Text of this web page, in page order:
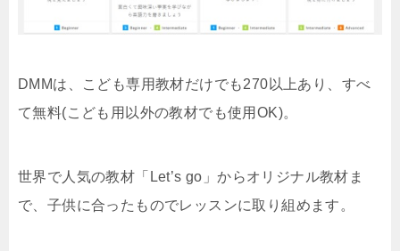
DMMは、こども専用教材だけでも270以上あり、すべ
て無料(こども用以外の教材でも使用OK)。
世界で人気の教材「Let’s go」からオリジナル教材ま
で、子供に合ったものでレッスンに取り組めます。